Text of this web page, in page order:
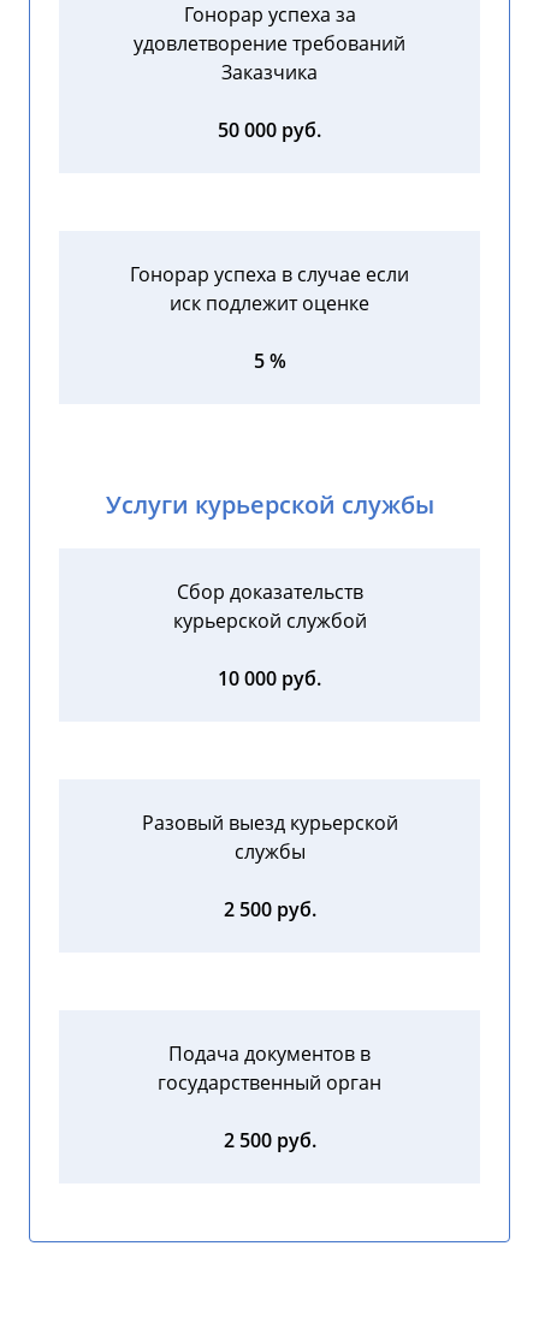
Гонорар успеха за
удовлетворение требований
Заказчика
50 000 руб.
Гонорар успеха в случае если
иск подлежит оценке
5 %
Услуги курьерской службы
Сбор доказательств
курьерской службой
10 000 руб.
Разовый выезд курьерской
службы
2 500 руб.
Подача документов в
государственный орган
2 500 руб.